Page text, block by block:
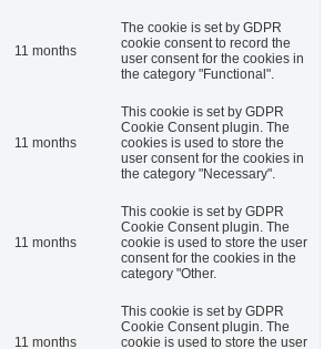
11 months
The cookie is set by GDPR
cookie consent to record the
user consent for the cookies in
the category "Functional".
11 months
This cookie is set by GDPR
Cookie Consent plugin. The
cookies is used to store the
user consent for the cookies in
the category "Necessary".
11 months
This cookie is set by GDPR
Cookie Consent plugin. The
cookie is used to store the user
consent for the cookies in the
category "Other.
11 months
This cookie is set by GDPR
Cookie Consent plugin. The
cookie is used to store the user